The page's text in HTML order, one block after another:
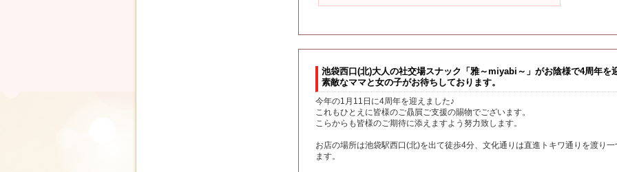
池袋西口(北)大人の社交場スナック「雅～miyabi～」がお陰様で4周年を
素敵なママと女の子がお待ちしております。
今年の1月11日に4周年を迎えました♪
これもひとえに皆様のご贔屓ご支援の賜物でございます。
こらからも皆様のご期待に添えますよう努力致します。
お店の場所は池袋駅西口(北)を出て徒歩4分、文化通りは直進トキワ通りを渡り
ます。